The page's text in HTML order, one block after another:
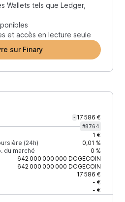
Wallets tels que Ledger,
et accès en lecture seule
sur Finary
- 17 586 €
#8764
1 €
(24h)
0,01 %
du marché
0 %
642 000 000 000 DOGECOIN
642 000 000 000 DOGECOIN
17 586 €
- €
- €